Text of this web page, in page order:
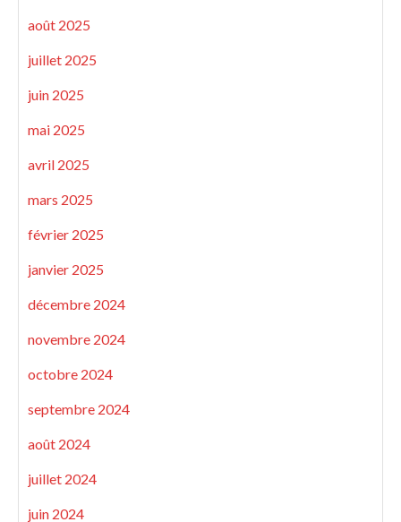
août 2025
juillet 2025
juin 2025
mai 2025
avril 2025
mars 2025
février 2025
janvier 2025
décembre 2024
novembre 2024
octobre 2024
septembre 2024
août 2024
juillet 2024
juin 2024